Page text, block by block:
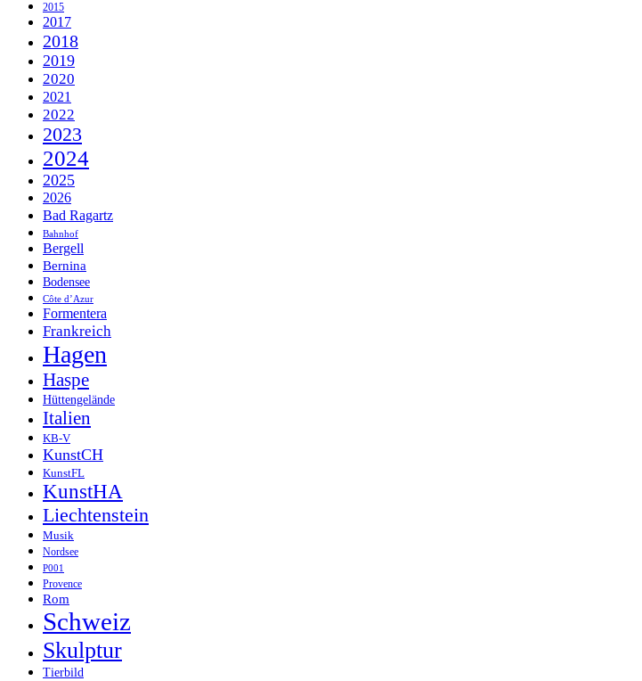
2015
2017
2018
2019
2020
2021
2022
2023
2024
2025
2026
Bad Ragartz
Bahnhof
Bergell
Bernina
Bodensee
Côte d’Azur
Formentera
Frankreich
Hagen
Haspe
Hüttengelände
Italien
KB-V
KunstCH
KunstFL
KunstHA
Liechtenstein
Musik
Nordsee
P001
Provence
Rom
Schweiz
Skulptur
Tierbild